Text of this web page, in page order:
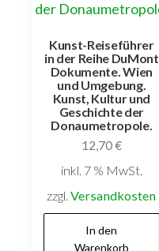
Kunst-Reiseführer
in der Reihe DuMont
Dokumente. Wien
und Umgebung.
Kunst, Kultur und
Geschichte der
Donaumetropole.
12,70€
inkl. 7 % MwSt.
zzgl.Versandkosten
In den
Warenkorb